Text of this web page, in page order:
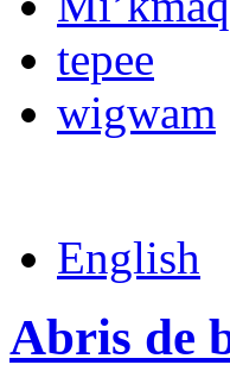
tepee
wigwam
English
Abris de